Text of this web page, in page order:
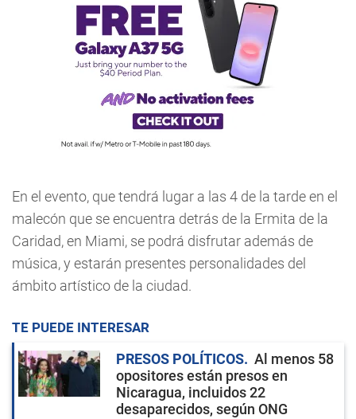
En el evento, que tendrá lugar a las 4 de la tarde en el
malecón que se encuentra detrás de la Ermita de la
Caridad, en Miami, se podrá disfrutar además de
música, y estarán presentes personalidades del
ámbito artístico de la ciudad.
TE PUEDE INTERESAR
PRESOS POLÍTICOS
Al menos 58
opositores están presos en
Nicaragua, incluidos 22
desaparecidos, según ONG